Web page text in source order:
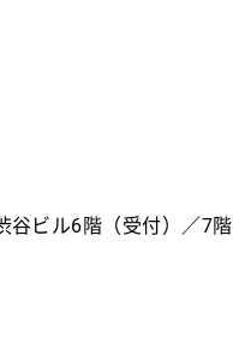
ビル6階（受付）／7階